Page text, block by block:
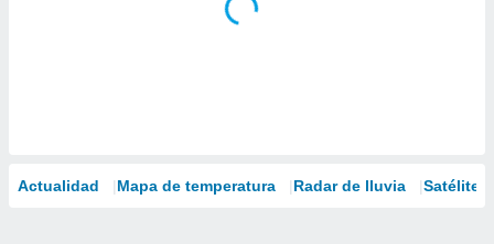
Actualidad Mapa de temperatura Radar de lluvia Satélites